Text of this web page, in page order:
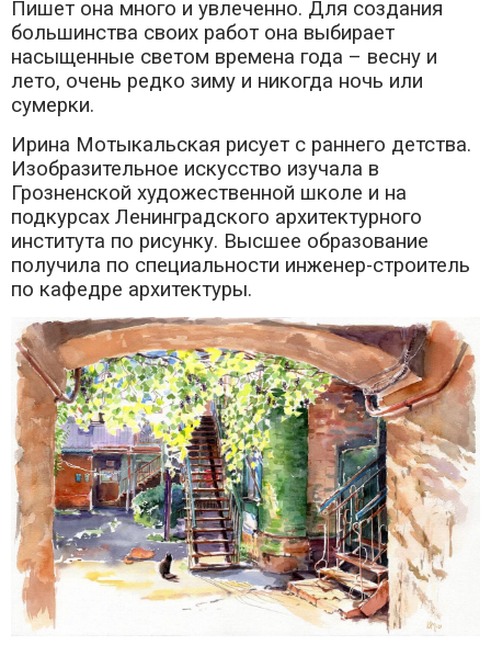
Пишет она много и увлеченно. Для создания
большинства своих работ она выбирает
насыщенные светом времена года – весну и
лето, очень редко зиму и никогда ночь или
сумерки.
Ирина Мотыкальская рисует с раннего детства.
Изобразительное искусство изучала в
Грозненской художественной школе и на
подкурсах Ленинградского архитектурного
института по рисунку. Высшее образование
получила по специальности инженер-строитель
по кафедре архитектуры.